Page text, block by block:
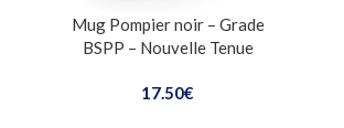
Mug Pompier noir – Grade
BSPP – Nouvelle Tenue
17.50€